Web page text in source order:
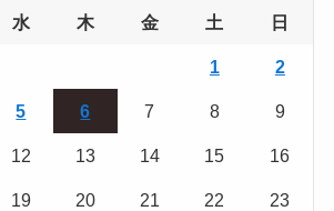
水 木 金 土 日
1 2
5 6 7 8 9
12 13 14 15 16
19 20 21 22 23